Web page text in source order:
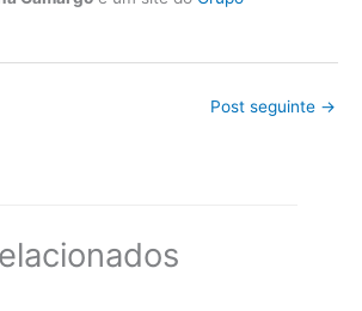
Post seguinte →